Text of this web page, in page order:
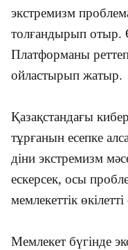
экстремизм
толғандырып отыр.
Платформаны
ойластырып жатыр.
Қазақстандағы
тұрғанын есепке
діни экстремизм
ескерсек, осы
мемлекеттік
Мемлекет бүгінде